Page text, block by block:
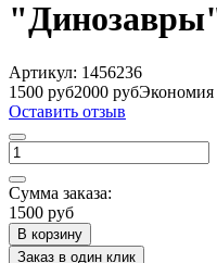
Артикул: 1456236
1500 руб2000 рубЭкономия
Оставить отзыв
Сумма заказа:
1500 руб
В корзину
Заказ в один клик